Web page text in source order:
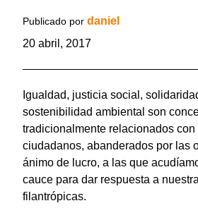
Publicado por daniel
20 abril, 2017
Igualdad, justicia social,
sostenibilidad ambiental son
tradicionalmente relacionados
ciudadanos, abanderados por las
ánimo de lucro, a las que
cauce para dar respuesta a
filantrópicas.